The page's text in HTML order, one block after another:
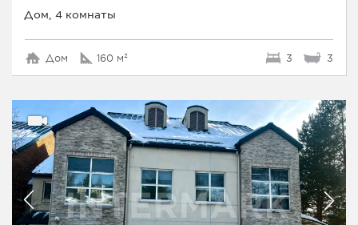
Дом, 4 комнаты
Дом 160 м² 3 3